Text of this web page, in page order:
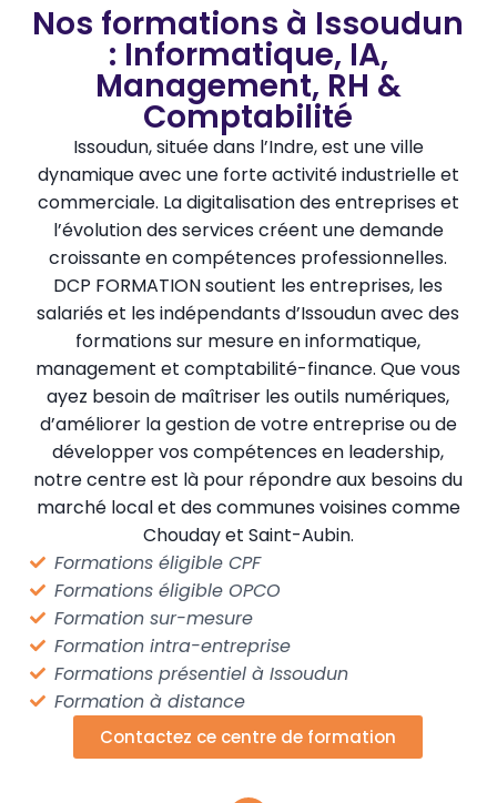
Nos formations à Issoudun
: Informatique, IA,
Management, RH &
Comptabilité
Issoudun, située dans l’Indre, est une ville
dynamique avec une forte activité industrielle et
commerciale. La digitalisation des entreprises et
l’évolution des services créent une demande
croissante en compétences professionnelles.
DCP FORMATION soutient les entreprises, les
salariés et les indépendants d’Issoudun avec des
formations sur mesure en informatique,
management et comptabilité-finance. Que vous
ayez besoin de maîtriser les outils numériques,
d’améliorer la gestion de votre entreprise ou de
développer vos compétences en leadership,
notre centre est là pour répondre aux besoins du
marché local et des communes voisines comme
Chouday et Saint-Aubin.
Formations éligible CPF
Formations éligible OPCO
Formation sur-mesure
Formation intra-entreprise
Formations présentiel à Issoudun
Formation à distance
Contactez ce centre de formation